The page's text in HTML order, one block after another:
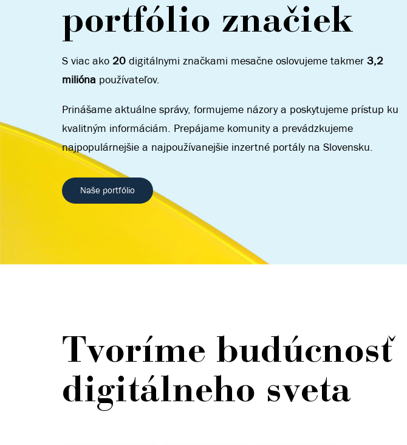
portfólio značiek
S viac ako 20 digitálnymi značkami mesačne oslovujeme takmer 3,2
milióna používateľov.
Prinášame aktuálne správy, formujeme názory a poskytujeme prístup ku
kvalitným informáciám. Prepájame komunity a prevádzkujeme
najpopulárnejšie a najpoužívanejšie inzertné portály na Slovensku.
Naše portfólio
Tvoríme budúcnosť
digitálneho sveta